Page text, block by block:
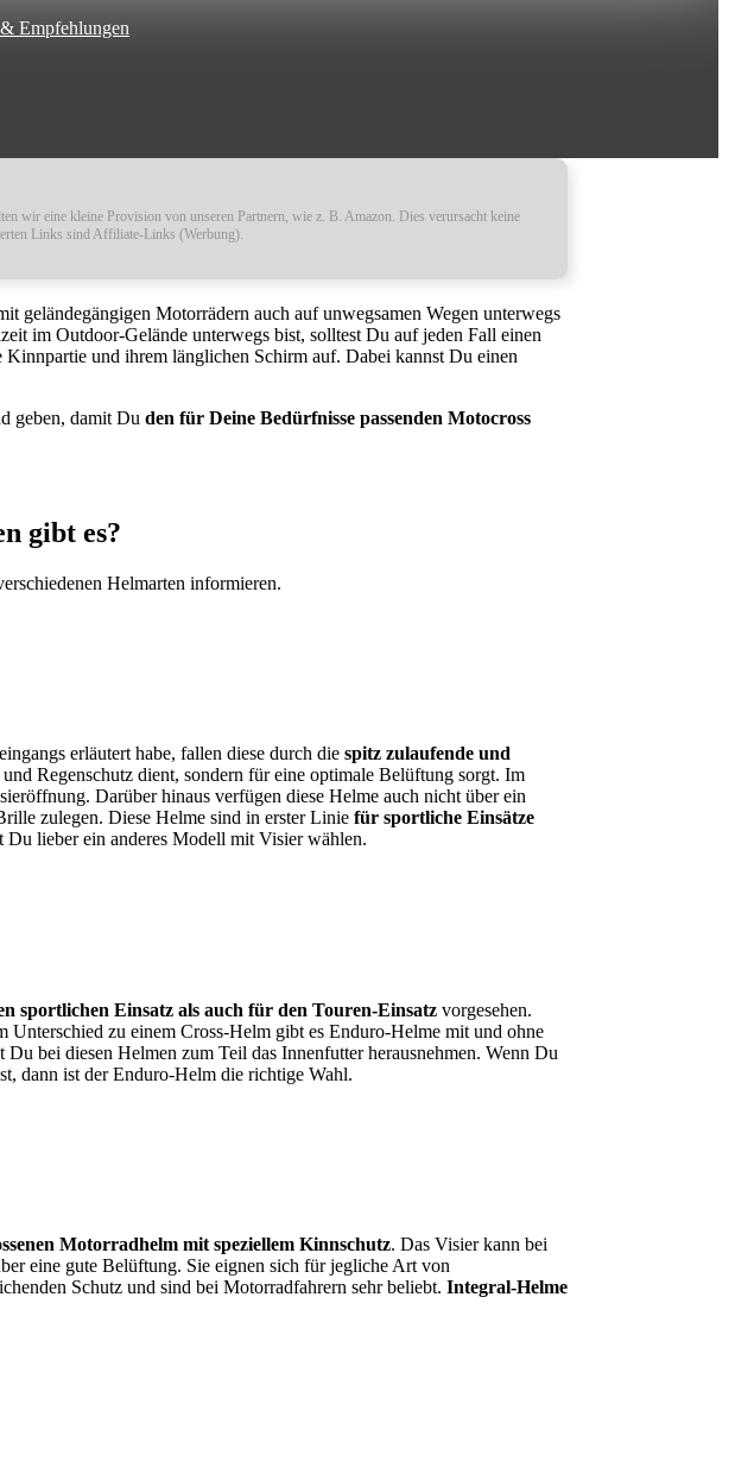
Empfehlungen
wir eine kleine Provision von unseren Partnern, wie z. B. Amazon. Dies verursacht keine
Links sind Affiliate-Links (Werbung).
geländegängigen Motorrädern auch auf unwegsamen Wegen unterwegs
im Outdoor-Gelände unterwegs bist, solltest Du auf jeden Fall einen
und ihrem länglichen Schirm auf. Dabei kannst Du einen
geben, damit Du den für Deine Bedürfnisse passenden Motocross
gibt es?
Helmarten informieren.
erläutert habe, fallen diese durch die spitz zulaufende und
Regenschutz dient, sondern für eine optimale Belüftung sorgt. Im
Darüber hinaus verfügen diese Helme auch nicht über ein
zulegen. Diese Helme sind in erster Linie für sportliche Einsätze
Du lieber ein anderes Modell mit Visier wählen.
sportlichen Einsatz als auch für den Touren-Einsatz vorgesehen.
zu einem Cross-Helm gibt es Enduro-Helme mit und ohne
bei diesen Helmen zum Teil das Innenfutter herausnehmen. Wenn Du
dann ist der Enduro-Helm die richtige Wahl.
Motorradhelm mit speziellem Kinnschutz. Das Visier kann bei
eine gute Belüftung. Sie eignen sich für jegliche Art von
Schutz und sind bei Motorradfahrern sehr beliebt. Integral-Helme